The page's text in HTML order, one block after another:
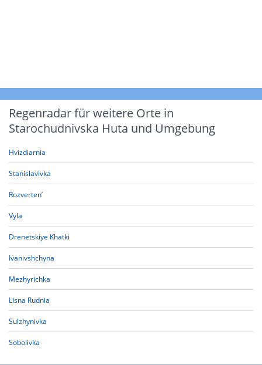
Regenradar für weitere Orte in
Starochudnivska Huta und Umgebung
Hvizdiarnia
Stanislavivka
Rozverten’
Vyla
Drenetskiye Khatki
Ivanivshchyna
Mezhyrichka
Lisna Rudnia
Sulzhynivka
Sobolivka